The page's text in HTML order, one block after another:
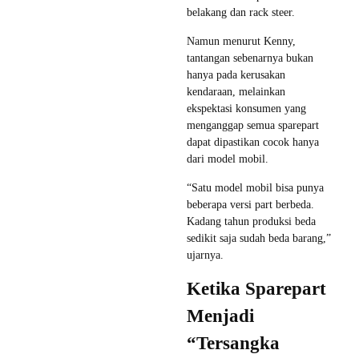
belakang dan rack steer.
Namun menurut Kenny,
tantangan sebenarnya bukan
hanya pada kerusakan
kendaraan, melainkan
ekspektasi konsumen yang
menganggap semua sparepart
dapat dipastikan cocok hanya
dari model mobil.
“Satu model mobil bisa punya
beberapa versi part berbeda.
Kadang tahun produksi beda
sedikit saja sudah beda barang,”
ujarnya.
Ketika Sparepart
Menjadi
“Tersangka